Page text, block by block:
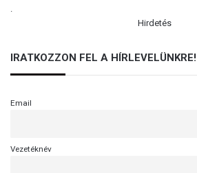
Hirdetés
IRATKOZZON FEL A HÍRLEVELÜNKRE!
Email
Vezetéknév